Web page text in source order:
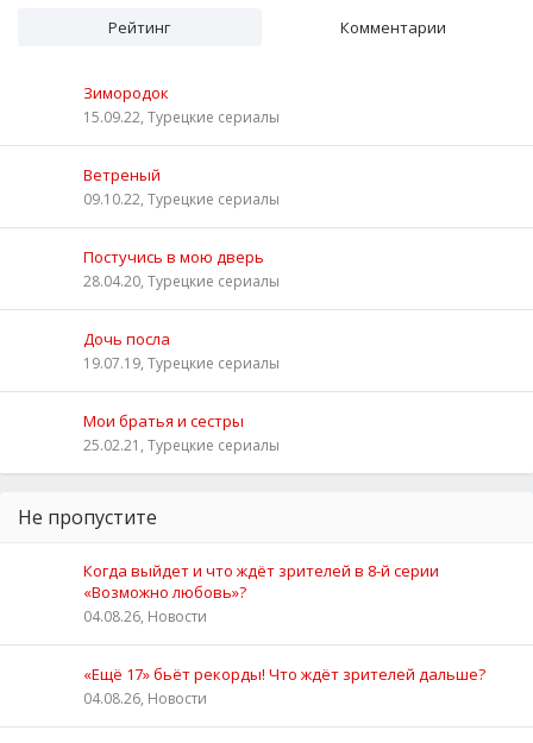
Рейтинг Комментарии
Зимородок
15.09.22, Турецкие сериалы
Ветреный
09.10.22, Турецкие сериалы
Постучись в мою дверь
28.04.20, Турецкие сериалы
Дочь посла
19.07.19, Турецкие сериалы
Мои братья и сестры
25.02.21, Турецкие сериалы
Не пропустите
Когда выйдет и что ждёт зрителей в 8-й серии
«Возможно любовь»?
04.08.26, Новости
«Ещё 17» бьёт рекорды! Что ждёт зрителей дальше?
04.08.26, Новости